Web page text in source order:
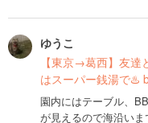
ゆうこ
【東京→葛西】友達
はスーパー銭湯で♨️
園内にはテーブル、
が見えるので海沿いま